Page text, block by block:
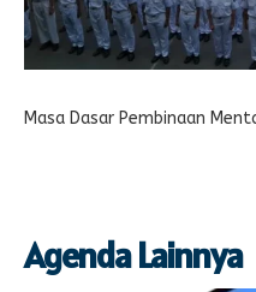
Masa Dasar Pembinaan
Agenda Lainnya